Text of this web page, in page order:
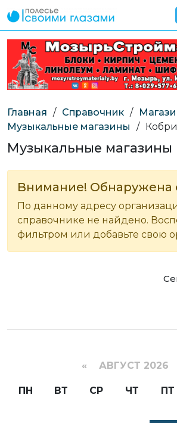
Главная / Справочник /
Музыкальные магазины
/
Музыкальные магазины
Внимание! Обнаружена
По данному адресу
справочнике не найдено.
фильтром или добавьте свою
« АВГУСТ 2026
ПН ВТ СР ЧТ ПТ